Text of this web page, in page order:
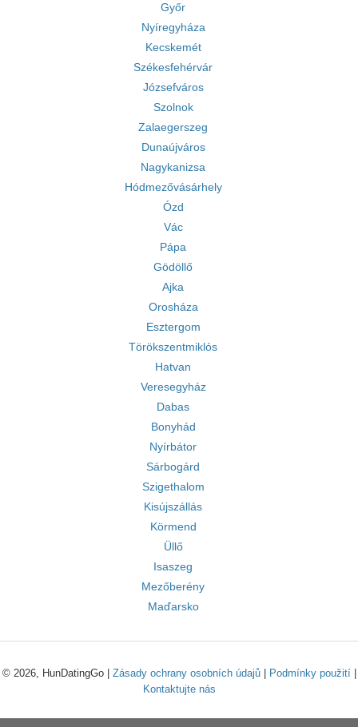
Győr
Nyíregyháza
Kecskemét
Székesfehérvár
Józsefváros
Szolnok
Zalaegerszeg
Dunaújváros
Nagykanizsa
Hódmezővásárhely
Ózd
Vác
Pápa
Gödöllő
Ajka
Orosháza
Esztergom
Törökszentmiklós
Hatvan
Veresegyház
Dabas
Bonyhád
Nyírbátor
Sárbogárd
Szigethalom
Kisújszállás
Körmend
Üllő
Isaszeg
Mezőberény
Maďarsko
© 2026, HunDatingGo | Zásady ochrany osobních údajů| Podmínky použití|
Kontaktujte nás